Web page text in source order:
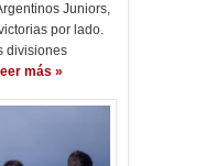
Juniors,
por lado.
divisiones
más »